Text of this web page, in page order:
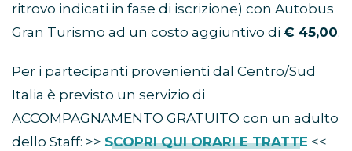
ritrovo indicati in fase di iscrizione) con Autobus
Gran Turismo ad un costo aggiuntivo di € 45,00.
Per i partecipanti provenienti dal Centro/Sud
Italia è previsto un servizio di
ACCOMPAGNAMENTO GRATUITO con un adulto
dello Staff: >> SCOPRI QUI ORARI E TRATTE <<